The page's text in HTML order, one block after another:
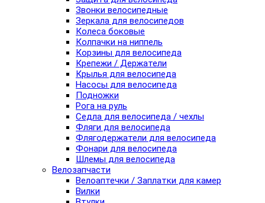
Звонки велосипедные
Зеркала для велосипедов
Колеса боковые
Колпачки на ниппель
Корзины для велосипеда
Крепежи / Держатели
Крылья для велосипеда
Насосы для велосипеда
Подножки
Рога на руль
Седла для велосипеда / чехлы
Фляги для велосипеда
Флягодержатели для велосипеда
Фонари для велосипеда
Шлемы для велосипеда
Велозапчасти
Велоаптечки / Заплатки для камер
Вилки